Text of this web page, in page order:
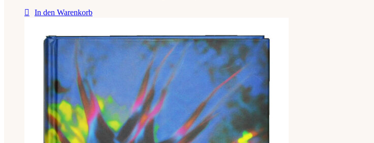
In den Warenkorb